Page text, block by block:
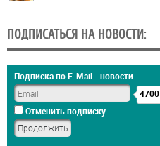
ПОДПИСАТЬСЯ НА НОВОСТИ:
Подписка по E-Mail - новости
4700
Отменить подписку